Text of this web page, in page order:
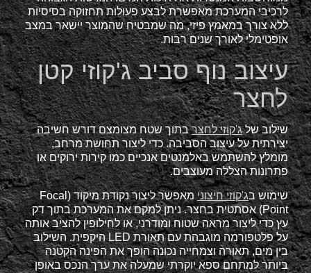
לרכיבי המערכת מאפשרת לבצע פעולות תחזוקה בסיסיות
ללא צורך במאמץ פיזי, מה שמבטיח שהמוצר יישאר במצב
אופטימלי לאורך שנים רבות.
עיצוב נוף סביב ג'קוזי קטן
לחצר
שילוב שלג'קוזי לחצרבתוך שטח מצומצם דורש חשיבה
יצירתית על עיצוב הסביבה. כדי ליצור תחושת מרחב,
מומלץ להשתמש באלמנטים אנכיים כמו קירות ירוקים או
פתרונות הצללה מעוצבים.
שימוש בג'קוזי חיצוני
מאפשר ליצור נקודת מיקוד (Focal
Point) אסתטית בחצר. ניתן למקם את המערכת בתוך דק
עץ כדי ליצור מראה שטוח ומודרני, או לחילופין להציב אותה
על פלטפורמה מוגבהת עם תאורת LED היקפית. השילוב
בין מים, תאורה וצמחייה נכונה הופך את הפינה הקטנה
ביותר למתחם ספא יוקרתי שמעלה את ערך הנכס באופן